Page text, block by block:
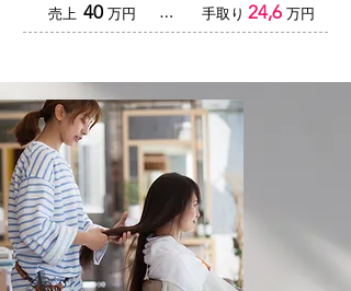
売上 40 万円 ​… 手取り 24,6 万円